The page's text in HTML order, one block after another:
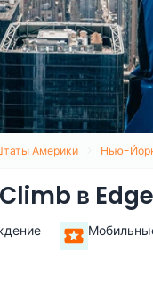
Америки Нью-
в